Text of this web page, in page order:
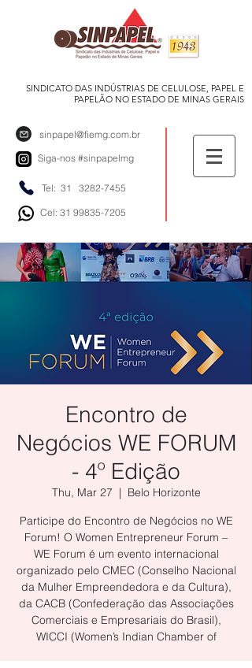
SINDICATO DAS INDÚSTRIAS DE CELULOSE, PAPEL E
PAPELÃO NO ESTADO DE MINAS GERAIS
sinpapel@fiemg.com.br
Siga-nos #sinpapelmg
Tel: 31 3282-7455
Cel: 31 99835-7205
Encontro de
Negócios WE FORUM
- 4º Edição
Thu, Mar 27
  |
Belo Horizonte
Participe do Encontro de Negócios no WE
Forum! O Women Entrepreneur Forum –
WE Forum é um evento internacional
organizado pelo CMEC (Conselho Nacional
da Mulher Empreendedora e da Cultura),
da CACB (Confederação das Associações
Comerciais e Empresariais do Brasil),
WICCI (Women’s Indian Chamber of